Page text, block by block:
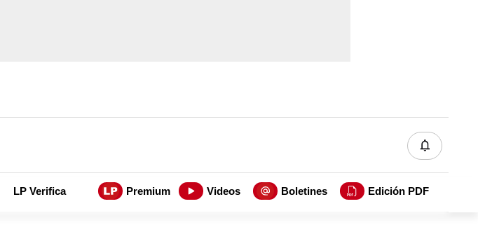
LP Verifica Premium Videos Boletines Edición PDF